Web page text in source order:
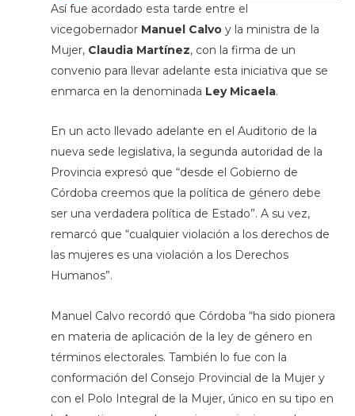
Así fue acordado esta tarde entre el
vicegobernador Manuel Calvoy la ministra de la
Mujer, Claudia Martínez, con la firma de un
convenio para llevar adelante esta iniciativa que se
enmarca en la denominada Ley Micaela.
En un acto llevado adelante en el Auditorio de la
nueva sede legislativa, la segunda autoridad de la
Provincia expresó que “desde el Gobierno de
Córdoba creemos que la política de género debe
ser una verdadera política de Estado”. A su vez,
remarcó que “cualquier violación a los derechos de
las mujeres es una violación a los Derechos
Humanos”.
Manuel Calvo recordó que Córdoba “ha sido pionera
en materia de aplicación de la ley de género en
términos electorales. También lo fue con la
conformación del Consejo Provincial de la Mujer y
con el Polo Integral de la Mujer, único en su tipo en